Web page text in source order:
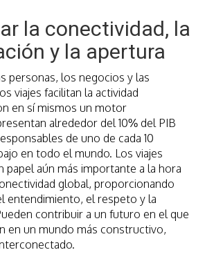
la conectividad, la
y la apertura
personas, los negocios y las
viajes facilitan la actividad
en sí mismos un motor
alrededor del 10% del PIB
de uno de cada 10
en todo el mundo. Los viajes
papel aún más importante a la hora
global, proporcionando
entendimiento, el respeto y la
contribuir a un futuro en el que
en un mundo más constructivo,